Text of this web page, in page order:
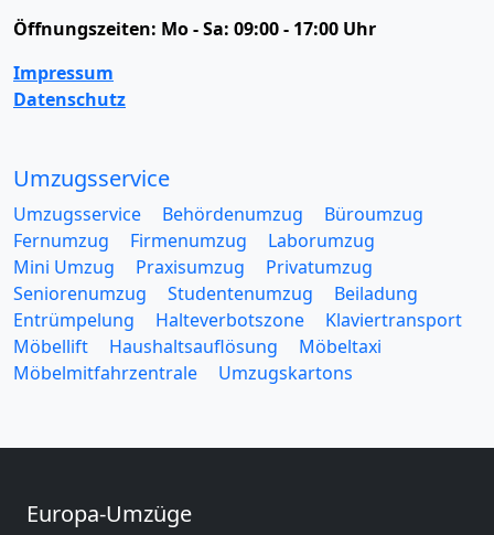
Öffnungszeiten: Mo - Sa: 09:00 - 17:00 Uhr
Impressum
Datenschutz
Umzugsservice
Umzugsservice Behördenumzug
Büroumzug
Fernumzug
Firmenumzug
Laborumzug
Mini Umzug
Praxisumzug
Privatumzug
Seniorenumzug
Studentenumzug
Beiladung
Entrümpelung
Halteverbotszone
Klaviertransport
Möbellift
Haushaltsauflösung
Möbeltaxi
Möbelmitfahrzentrale
Umzugskartons
Europa-Umzüge